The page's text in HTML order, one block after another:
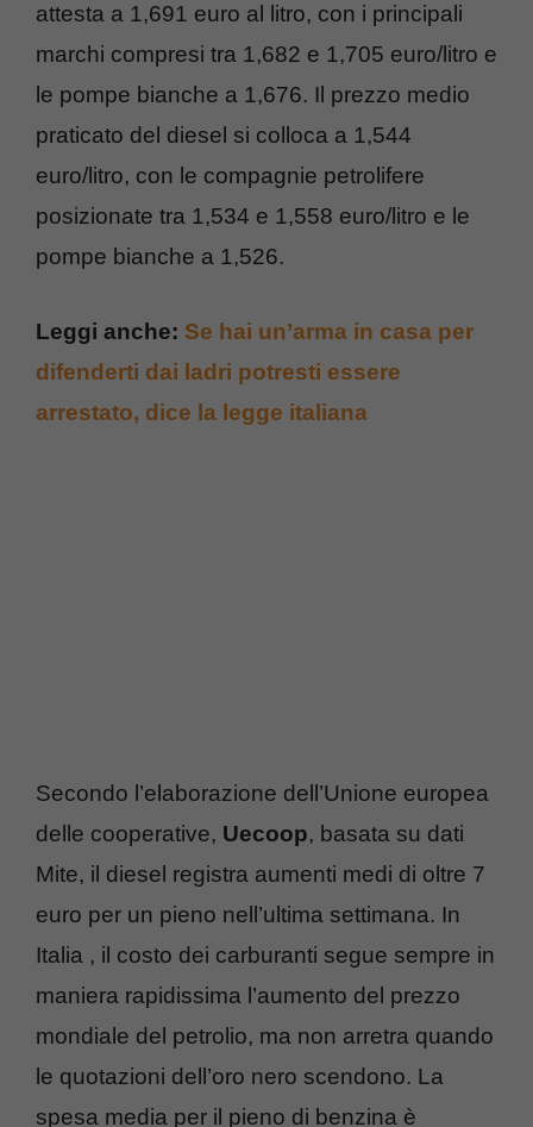
attesta a 1,691 euro al litro, con i principali
marchi compresi tra 1,682 e 1,705 euro/litro e
le pompe bianche a 1,676. Il prezzo medio
praticato del diesel si colloca a 1,544
euro/litro, con le compagnie petrolifere
posizionate tra 1,534 e 1,558 euro/litro e le
pompe bianche a 1,526.
Leggi anche: Se hai un’arma in casa per
difenderti dai ladri potresti essere
arrestato, dice la legge italiana
Secondo l’elaborazione dell’Unione europea
delle cooperative, Uecoop, basata su dati
Mite, il diesel registra aumenti medi di oltre 7
euro per un pieno nell’ultima settimana. In
Italia , il costo dei carburanti segue sempre in
maniera rapidissima l’aumento del prezzo
mondiale del petrolio, ma non arretra quando
le quotazioni dell’oro nero scendono. La
spesa media per il pieno di benzina è